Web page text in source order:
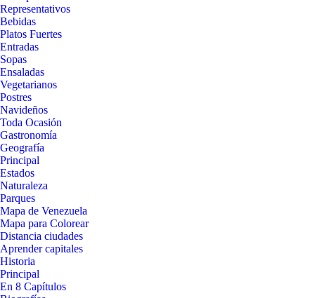
Representativos
Bebidas
Platos Fuertes
Entradas
Sopas
Ensaladas
Vegetarianos
Postres
Navideños
Toda Ocasión
Gastronomía
Geografía
Principal
Estados
Naturaleza
Parques
Mapa de Venezuela
Mapa para Colorear
Distancia ciudades
Aprender capitales
Historia
Principal
En 8 Capítulos